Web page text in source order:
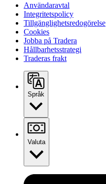
Användaravtal
Integritetspolicy
Tillgänglighetsredogörelse
Cookies
Jobba på Tradera
Hållbarhetsstrategi
Traderas frakt
Språk
Valuta